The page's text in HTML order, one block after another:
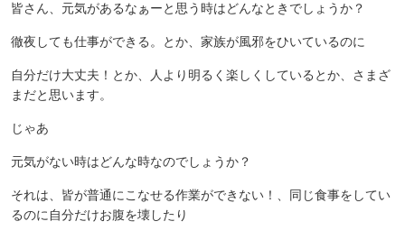
皆さん、元気があるなぁーと思う時はどんなときでしょうか？
徹夜しても仕事ができる。とか、家族が風邪をひいているのに
自分だけ大丈夫！とか、人より明るく楽しくしているとか、さまざ
まだと思います。
じゃあ
元気がない時はどんな時なのでしょうか？
それは、皆が普通にこなせる作業ができない！、同じ食事をしてい
るのに自分だけお腹を壊したり